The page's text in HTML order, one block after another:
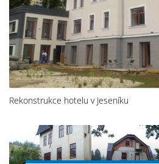
Rekonstrukce hotelu v Jeseníku